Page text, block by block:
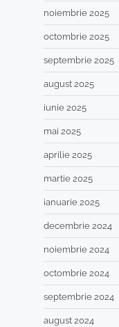
noiembrie 2025
octombrie 2025
septembrie 2025
august 2025
iunie 2025
mai 2025
aprilie 2025
martie 2025
ianuarie 2025
decembrie 2024
noiembrie 2024
octombrie 2024
septembrie 2024
august 2024